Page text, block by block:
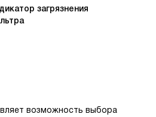
загрязнения
возможность выбора